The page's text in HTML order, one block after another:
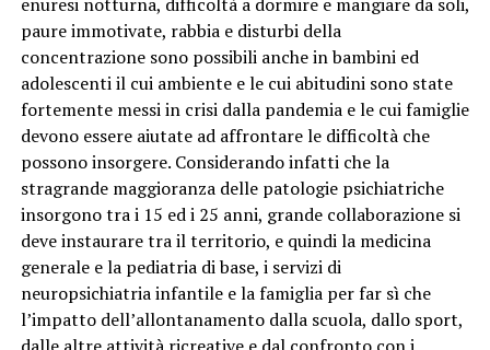
paure immotivate, rabbia e disturbi della
concentrazione sono possibili anche in bambini ed
adolescenti il cui ambiente e le cui abitudini sono state
fortemente messi in crisi dalla pandemia e le cui famiglie
devono essere aiutate ad affrontare le difficoltà che
possono insorgere. Considerando infatti che la
stragrande maggioranza delle patologie psichiatriche
insorgono tra i 15 ed i 25 anni, grande collaborazione si
deve instaurare tra il territorio, e quindi la medicina
generale e la pediatria di base, i servizi di
neuropsichiatria infantile e la famiglia per far sì che
l’impatto dell’allontanamento dalla scuola, dallo sport,